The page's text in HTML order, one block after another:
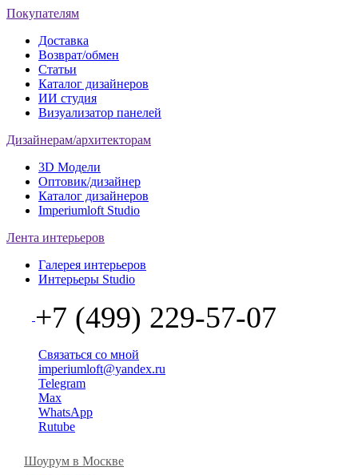
Покупателям
Доставка
Возврат/обмен
Статьи
Каталог дизайнеров
ИИ студия
Визуализатор панелей
Дизайнерам/архитекторам
3D Модели
Оптовик/дизайнер
Каталог дизайнеров
Imperiumloft Studio
Лента интерьеров
Галерея интерьеров
Интерьеры Studio
+7 (499) 229-57-07
Связаться со мной
imperiumloft@yandex.ru
Telegram
Max
WhatsApp
Rutube
Шоурум в Москве